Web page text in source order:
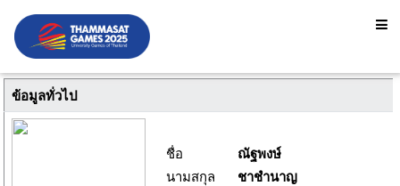
ข้อมูลทั่วไป
ชื่อ
ณัฐพงษ์
นามสกุล
ชาชำนาญ